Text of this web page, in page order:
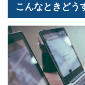
こんなときどう